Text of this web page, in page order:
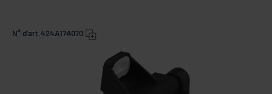
N° d'art. 424A17A070